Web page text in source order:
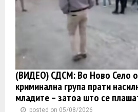
(ВИДЕО) СДСМ: Во Ново Село
криминална група прати
младите – затоа што се
posted on 05/08/2026